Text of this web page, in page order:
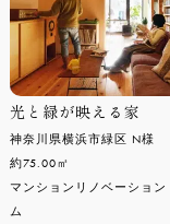
光と緑が映える家